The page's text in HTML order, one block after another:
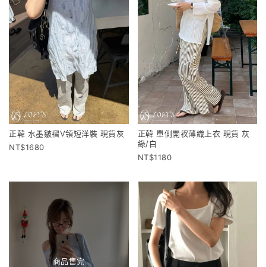
正韓 水墨皺褶V領短洋裝 現貨灰
1680
正韓 單側開衩薄織上衣 現貨 灰
綠/白
1180
商品售完